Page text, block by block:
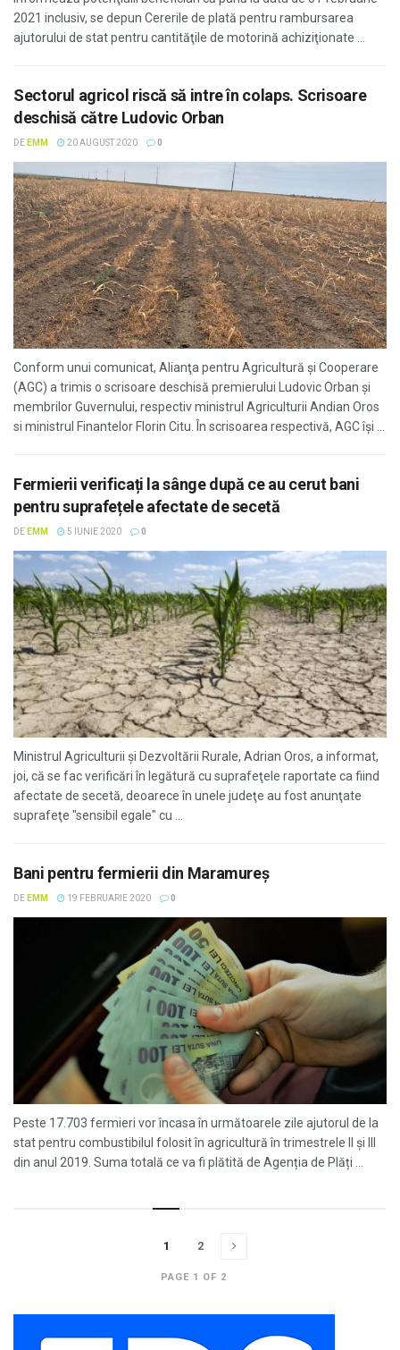
2021 inclusiv, se depun Cererile de plată pentru rambursarea
ajutorului de stat pentru cantităţile de motorină achiziţionate ...
Sectorul agricol riscă să intre în colaps. Scrisoare
deschisă către Ludovic Orban
DE EMM 20 AUGUST 2020 0
Conform unui comunicat, Alianţa pentru Agricultură şi Cooperare
(AGC) a trimis o scrisoare deschisă premierului Ludovic Orban şi
membrilor Guvernului, respectiv ministrul Agriculturii Andian Oros
si ministrul Finantelor Florin Citu. În scrisoarea respectivă, AGC îşi ...
Fermierii verificați la sânge după ce au cerut bani
pentru suprafețele afectate de secetă
DE EMM 5 IUNIE 2020 0
Ministrul Agriculturii şi Dezvoltării Rurale, Adrian Oros, a informat,
joi, că se fac verificări în legătură cu suprafeţele raportate ca fiind
afectate de secetă, deoarece în unele judeţe au fost anunţate
suprafeţe "sensibil egale" cu ...
Bani pentru fermierii din Maramureș
DE EMM 19 FEBRUARIE 2020 0
Peste 17.703 fermieri vor încasa în următoarele zile ajutorul de la
stat pentru combustibilul folosit în agricultură în trimestrele II și III
din anul 2019. Suma totală ce va fi plătită de Agenția de Plăți ...
PAGE 1 OF 2
1 2